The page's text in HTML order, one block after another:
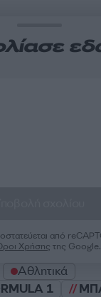
από
Χρήσης της Google.
Αθλητικά
1